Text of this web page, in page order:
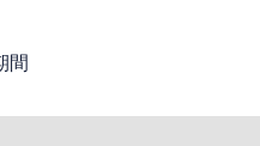
間